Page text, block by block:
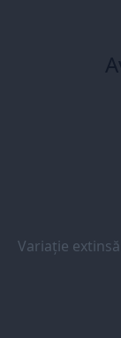
Variație